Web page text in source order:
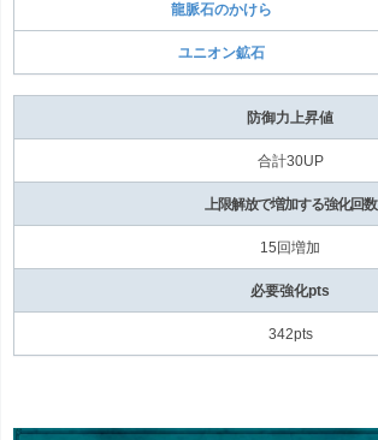
龍脈石のかけら
ユニオン鉱石
防御力上昇値
合計30UP
上限解放で増加する強化回数
15回増加
必要強化pts
342pts